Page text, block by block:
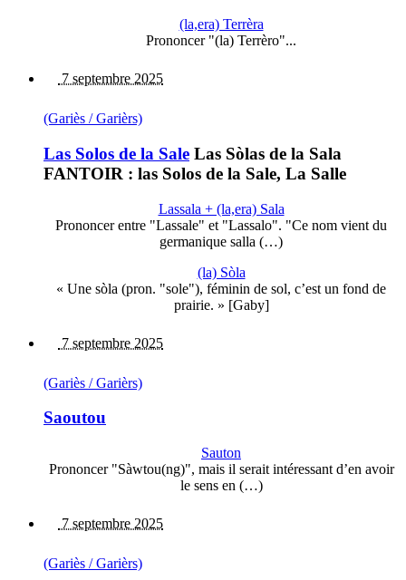
(la,era) Terrèra
Prononcer "(la) Terrèro"...
7 septembre 2025
(Gariès / Garièrs)
Las Solos de la Sale Las Sòlas de la Sala
FANTOIR : las Solos de la Sale, La Salle
Lassala + (la,era) Sala
Prononcer entre "Lassale" et "Lassalo". "Ce nom vient du
germanique salla (…)
(la) Sòla
« Une sòla (pron. "sole"), féminin de sol, c’est un fond de
prairie. » [Gaby]
7 septembre 2025
(Gariès / Garièrs)
Saoutou
Sauton
Prononcer "Sàwtou(ng)", mais il serait intéressant d’en avoir
le sens en (…)
7 septembre 2025
(Gariès / Garièrs)